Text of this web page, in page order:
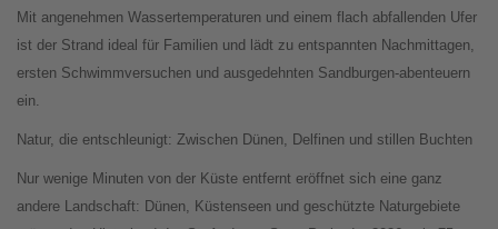
Mit angenehmen Wassertemperaturen und einem flach abfallenden Ufer
ist der Strand ideal für Familien und lädt zu entspannten Nachmittagen,
ersten Schwimmversuchen und ausgedehnten Sandburgen-abenteuern
ein.
Natur, die entschleunigt: Zwischen Dünen, Delfinen und stillen Buchten
Nur wenige Minuten von der Küste entfernt eröffnet sich eine ganz
andere Landschaft: Dünen, Küstenseen und geschützte Naturgebiete